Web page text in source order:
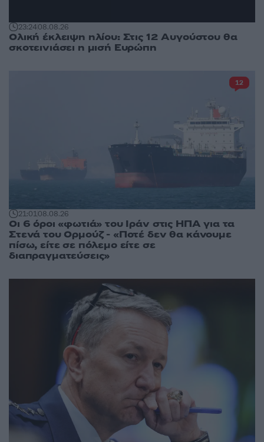
23:2408.08.26
Ολική έκλειψη ηλίου: Στις 12 Αυγούστου θα
σκοτεινιάσει η μισή Ευρώπη
21:0108.08.26
Οι 6 όροι «φωτιά» του Ιράν στις ΗΠΑ για τα
Στενά του Ορμούζ - «Ποτέ δεν θα κάνουμε
πίσω, είτε σε πόλεμο είτε σε
διαπραγματεύσεις»
12